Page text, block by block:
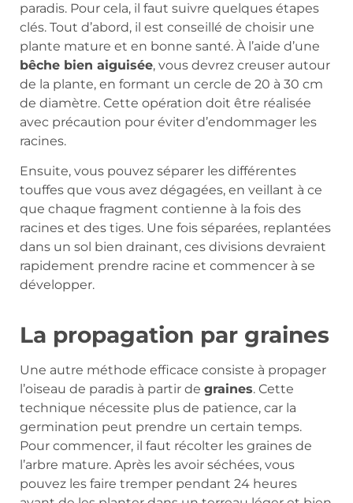
paradis. Pour cela, il faut suivre quelques étapes
clés. Tout d’abord, il est conseillé de choisir une
plante mature et en bonne santé. À l’aide d’une
bêche bien aiguisée, vous devrez creuser autour
de la plante, en formant un cercle de 20 à 30 cm
de diamètre. Cette opération doit être réalisée
avec précaution pour éviter d’endommager les
racines.
Ensuite, vous pouvez séparer les différentes
touffes que vous avez dégagées, en veillant à ce
que chaque fragment contienne à la fois des
racines et des tiges. Une fois séparées, replantées
dans un sol bien drainant, ces divisions devraient
rapidement prendre racine et commencer à se
développer.
La propagation par graines
Une autre méthode efficace consiste à propager
l’oiseau de paradis à partir de graines. Cette
technique nécessite plus de patience, car la
germination peut prendre un certain temps.
Pour commencer, il faut récolter les graines de
l’arbre mature. Après les avoir séchées, vous
pouvez les faire tremper pendant 24 heures